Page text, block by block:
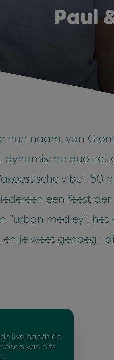
Paul
hun naam, van
dynamische duo
vibe’’.
een feest
‘’urban medley’’,
je weet genoeg :
live bands en
van hits